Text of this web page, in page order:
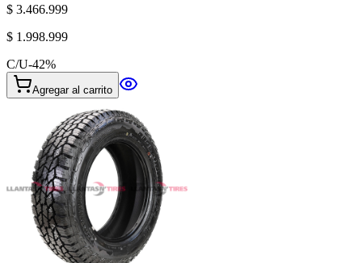
$ 3.466.999
$ 1.998.999
C/U-42%
Agregar al carrito